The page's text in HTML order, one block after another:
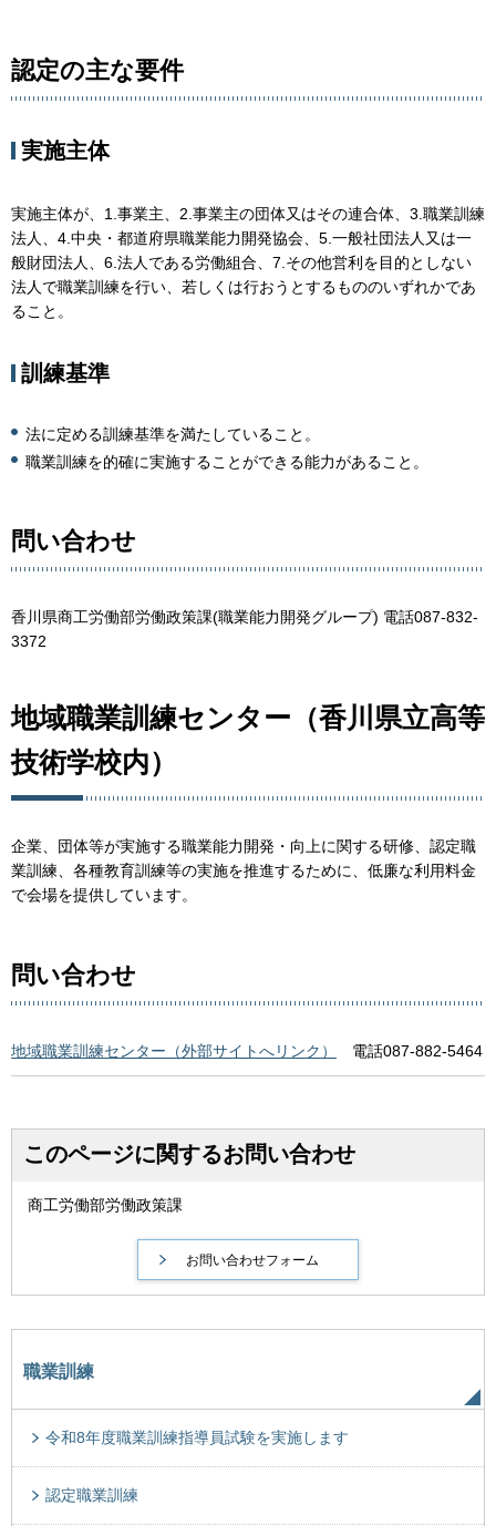
認定の主な要件
実施主体
実施主体が、1.事業主、2.事業主の団体又はその連合体、3.職業訓練
法人、4.中央・都道府県職業能力開発協会、5.一般社団法人又は一
般財団法人、6.法人である労働組合、7.その他営利を目的としない
法人で職業訓練を行い、若しくは行おうとするもののいずれかであ
ること。
訓練基準
法に定める訓練基準を満たしていること。
職業訓練を的確に実施することができる能力があること。
問い合わせ
香川県商工労働部労働政策課(職業能力開発グループ) 電話087-832-
3372
地域職業訓練センター（香川県立高等
技術学校内）
企業、団体等が実施する職業能力開発・向上に関する研修、認定職
業訓練、各種教育訓練等の実施を推進するために、低廉な利用料金
で会場を提供しています。
問い合わせ
地域職業訓練センター（外部サイトへリンク） 電話087-882-5464
このページに関するお問い合わせ
商工労働部労働政策課
職業訓練
令和8年度職業訓練指導員試験を実施します
認定職業訓練